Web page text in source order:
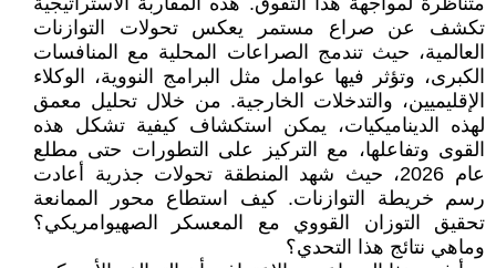
تكشف عن صراع مستمر يعكس تحولات التوازنات
العالمية، حيث تندمج الصراعات المحلية مع المنافسات
الكبرى، وتؤثر فيها عوامل مثل البرامج النووية، الوكلاء
الإقليميين، والتدخلات الخارجية. من خلال تحليل معمق
لهذه الديناميكيات، يمكن استكشاف كيفية تشكل هذه
القوى وتفاعلها، مع التركيز على التطورات حتى مطلع
عام 2026، حيث شهد المنطقة تحولات جذرية أعادت
رسم خريطة التوازنات. كيف استطاع محور الممانعة
تحقيق التوزان القووي مع المعسكر الصهيوامريكي؟
وماهي نتائج هذا التحدي؟